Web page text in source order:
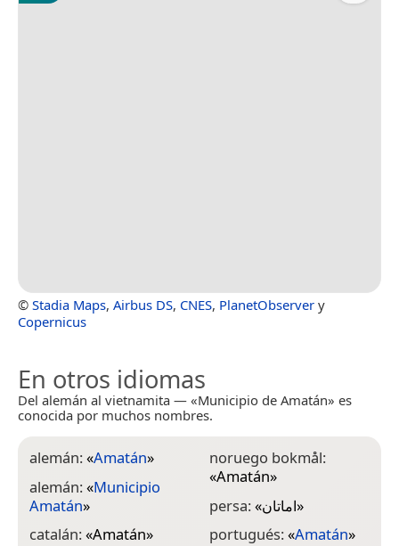
© Stadia Maps, Airbus DS, CNES, PlanetObserver y
Copernicus
En otros idiomas
Del alemán al vietnamita — «Municipio de Amatán» es
conocida por muchos nombres.
alemán:«Amatán»
alemán:«Municipio
Amatán»
catalán:«Amatán»
noruego bokmål:
«Amatán»
persa:«اماتان»
portugués:«Amatán»